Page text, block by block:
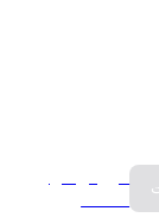
فروش انواع